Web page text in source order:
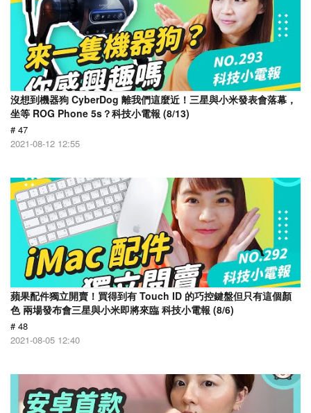
沒想到機器狗 CyberDog 離我們這麼近！三星與小米發表會落幕，
坐等 ROG Phone 5s？科技小電報 (8/13)
# 47
2021-08-12 12:55
蘋果配件獨立開賣！買得到有 Touch ID 的巧控鍵盤但只有這個顏
色 兩場發布會三星與小米即將來臨 科技小電報 (8/6)
# 48
2021-08-05 12:40